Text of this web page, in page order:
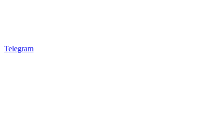
Telegram